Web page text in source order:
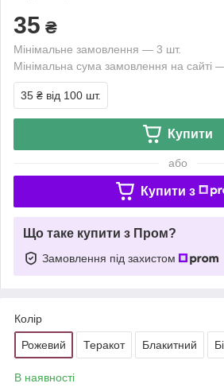
35 ₴
Мінімальне замовлення — 3 шт.
Мінімальна сума замовлення на сайті
35 ₴ від 100 шт.
Купити
або
Купити з
Що таке купити з Пром?
Замовлення під захистом
Колір
Рожевий Теракот Блакитний
В наявності